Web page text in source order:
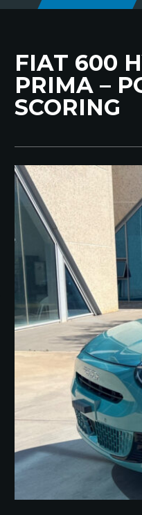
FIAT 600
PRIMA –
SCORING